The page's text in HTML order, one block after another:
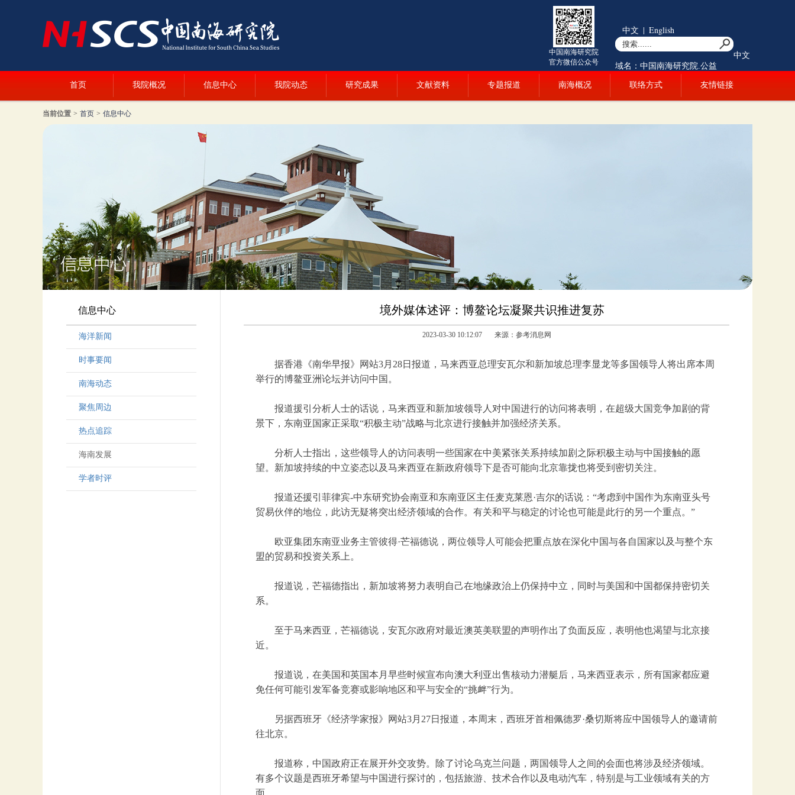
中国南海研究院
官方微信公众号
中文 | English
中文
域名：中国南海研究院.公益
首页 我院概况 信息中心 我院动态 研究成果 文献资料 专题报道 南海概况 联络方式 友情链接
当前位置 > 首页 > 信息中心
信息中心
海洋新闻
时事要闻
南海动态
聚焦周边
热点追踪
海南发展
学者时评
境外媒体述评：博鳌论坛凝聚共识推进复苏
2023-03-30 10:12:07 来源：参考消息网
据香港《南华早报》网站3月28日报道，马来西亚总理安瓦尔和新加坡总理李显龙等多国领导人将出席本周
举行的博鳌亚洲论坛并访问中国。
报道援引分析人士的话说，马来西亚和新加坡领导人对中国进行的访问将表明，在超级大国竞争加剧的背
景下，东南亚国家正采取“积极主动”战略与北京进行接触并加强经济关系。
分析人士指出，这些领导人的访问表明一些国家在中美紧张关系持续加剧之际积极主动与中国接触的愿
望。新加坡持续的中立姿态以及马来西亚在新政府领导下是否可能向北京靠拢也将受到密切关注。
报道还援引菲律宾-中东研究协会南亚和东南亚区主任麦克莱恩·吉尔的话说：“考虑到中国作为东南亚头号
贸易伙伴的地位，此访无疑将突出经济领域的合作。有关和平与稳定的讨论也可能是此行的另一个重点。”
欧亚集团东南亚业务主管彼得·芒福德说，两位领导人可能会把重点放在深化中国与各自国家以及与整个东
盟的贸易和投资关系上。
报道说，芒福德指出，新加坡将努力表明自己在地缘政治上仍保持中立，同时与美国和中国都保持密切关
系。
至于马来西亚，芒福德说，安瓦尔政府对最近澳英美联盟的声明作出了负面反应，表明他也渴望与北京接
近。
报道说，在美国和英国本月早些时候宣布向澳大利亚出售核动力潜艇后，马来西亚表示，所有国家都应避
免任何可能引发军备竞赛或影响地区和平与安全的“挑衅”行为。
另据西班牙《经济学家报》网站3月27日报道，本周末，西班牙首相佩德罗·桑切斯将应中国领导人的邀请前
往北京。
报道称，中国政府正在展开外交攻势。除了讨论乌克兰问题，两国领导人之间的会面也将涉及经济领域。
有多个议题是西班牙希望与中国进行探讨的，包括旅游、技术合作以及电动汽车，特别是与工业领域有关的方
面。